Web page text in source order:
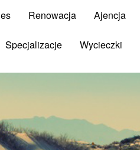
Renowacja Ajencja
Specjalizacje Wycieczki